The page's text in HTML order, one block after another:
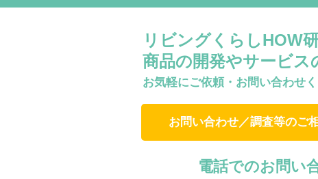
リビングくらしHOW
商品の開発やサービス
お気軽にご依頼・お問い合わせ
お問い合わせ／調査等のご
電話でのお問い